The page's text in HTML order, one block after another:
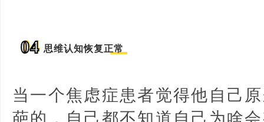
04 思维认知恢复正常
当一个焦虑症患者觉得他自己
葩的，自己都不知道自己为啥